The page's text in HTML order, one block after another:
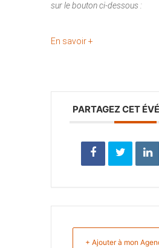
sur le bouton ci-dessous :
En savoir +
PARTAGEZ CET
+ Ajouter à mon